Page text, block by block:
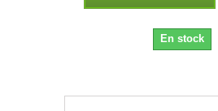
En stock